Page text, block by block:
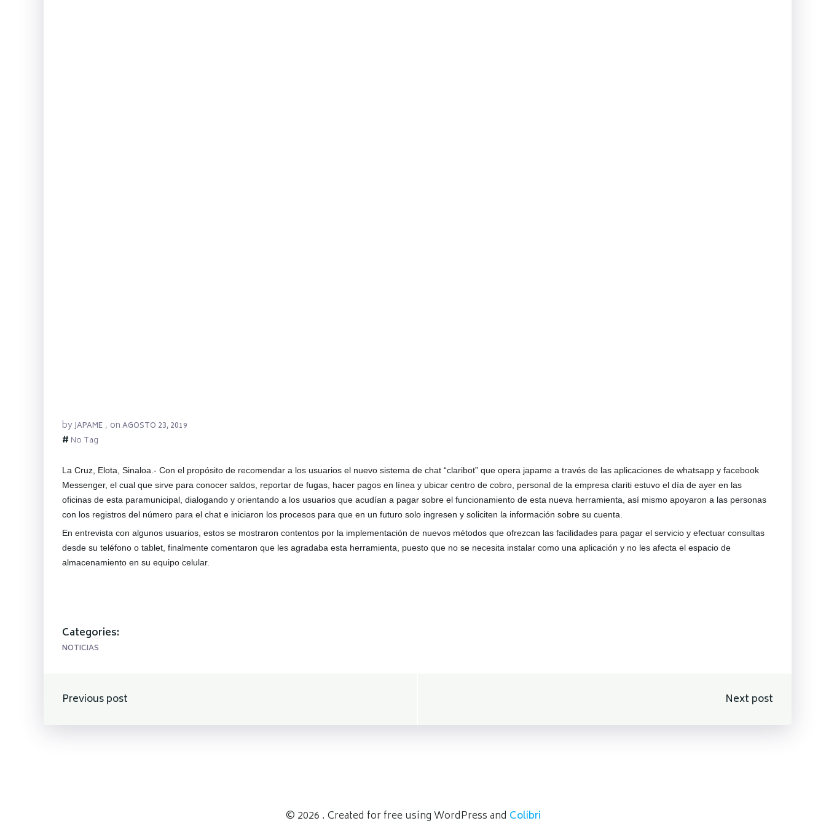
byJAPAME , onAGOSTO 23, 2019
# No Tag
La Cruz, Elota, Sinaloa.- Con el propósito de recomendar a los usuarios el nuevo sistema de chat “claribot” que opera japame a través de las aplicaciones de whatsapp y facebook
Messenger, el cual que sirve para conocer saldos, reportar de fugas, hacer pagos en línea y ubicar centro de cobro, personal de la empresa clariti estuvo el día de ayer en las
oficinas de esta paramunicipal, dialogando y orientando a los usuarios que acudían a pagar sobre el funcionamiento de esta nueva herramienta, así mismo apoyaron a las personas
con los registros del número para el chat e iniciaron los procesos para que en un futuro solo ingresen y soliciten la información sobre su cuenta.
En entrevista con algunos usuarios, estos se mostraron contentos por la implementación de nuevos métodos que ofrezcan las facilidades para pagar el servicio y efectuar consultas
desde su teléfono o tablet, finalmente comentaron que les agradaba esta herramienta, puesto que no se necesita instalar como una aplicación y no les afecta el espacio de
almacenamiento en su equipo celular.
Categories:
NOTICIAS
Navegación
Previous post Next post
© 2026 . Created for free using WordPress and Colibri